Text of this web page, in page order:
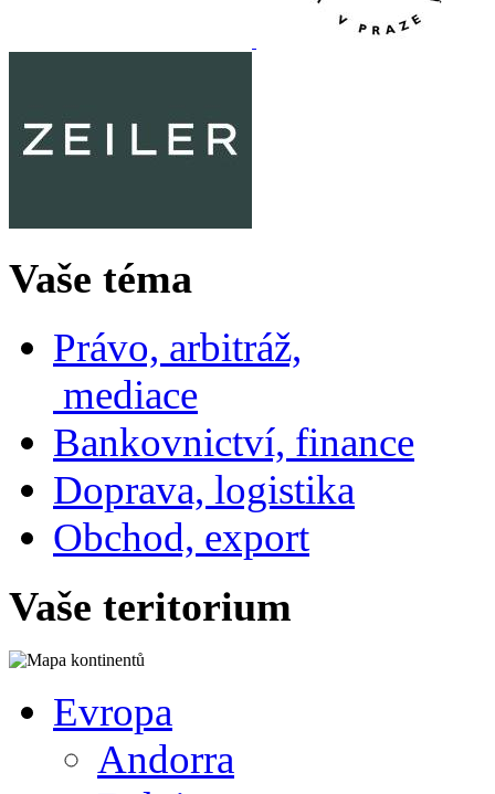
Vaše téma
Právo, arbitráž,
mediace
Bankovnictví, finance
Doprava, logistika
Obchod, export
Vaše teritorium
Evropa
Andorra